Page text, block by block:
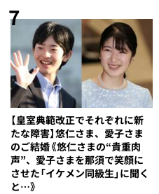
7
【皇室典範改正でそれぞれに新
たな障害】悠仁さま、愛子さま
のご結婚《悠仁さまの“貴重肉
声”、愛子さまを那須で笑顔に
させた「イケメン同級生」に聞く
と…》